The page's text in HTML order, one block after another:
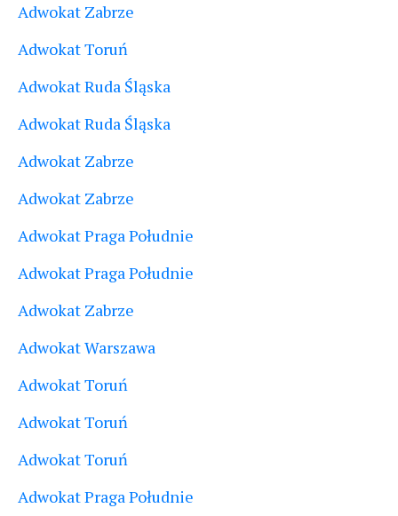
Adwokat Zabrze
Adwokat Toruń
Adwokat Ruda Śląska
Adwokat Ruda Śląska
Adwokat Zabrze
Adwokat Zabrze
Adwokat Praga Południe
Adwokat Praga Południe
Adwokat Zabrze
Adwokat Warszawa
Adwokat Toruń
Adwokat Toruń
Adwokat Toruń
Adwokat Praga Południe